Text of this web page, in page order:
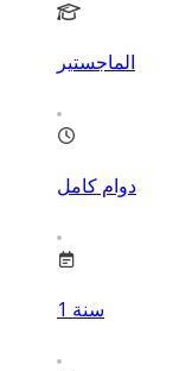
الماجستير
دوام كامل
1 سنة